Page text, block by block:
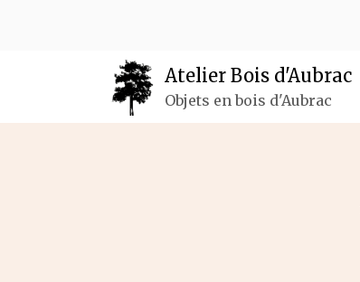
Atelier Bois d'Aubrac
Objets en bois d'Aubrac